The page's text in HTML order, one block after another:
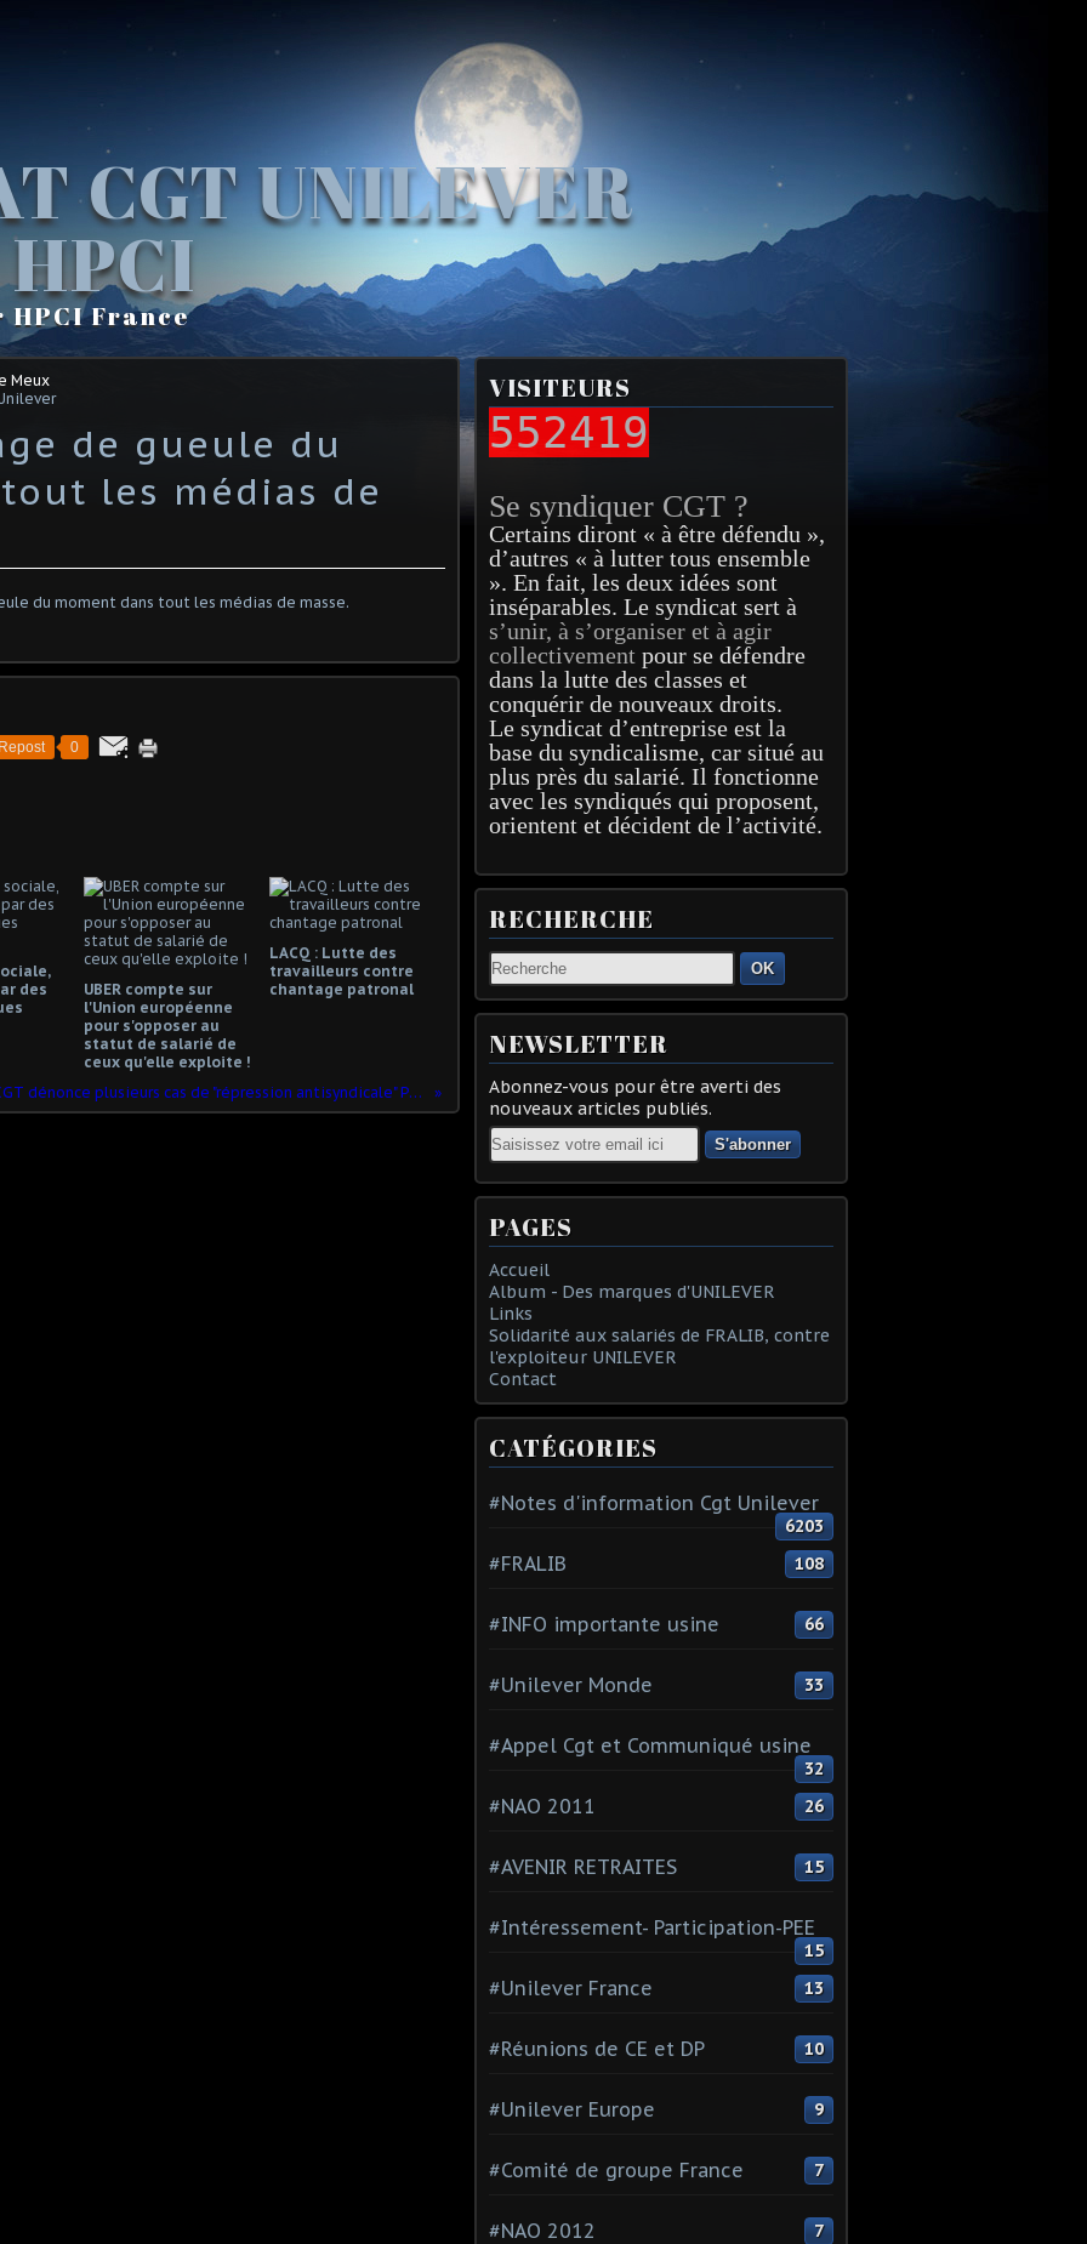
CGT UNILEVER
HPCI France
Meux
de gueule du
les médias de
Repost 0
des
UBER compte sur
l'Union européenne
pour s'opposer au
statut de salarié de
ceux qu'elle exploite !
LACQ : Lutte des
travailleurs contre
chantage patronal
Pyrénées Orientales : la CGT dénonce plusieurs cas de "répression antisyndicale" Publié le 2 avril 2019 par FSC
VISITEURS
552419
Se syndiquer CGT ?
Certains diront « à être défendu »,
d’autres « à lutter tous ensemble
». En fait, les deux idées sont
inséparables. Le syndicat sert à
s’unir, à s’organiser et à agir
collectivement pour se défendre
dans la lutte des classes et
conquérir de nouveaux droits.
Le syndicat d’entreprise est la
base du syndicalisme, car situé au
plus près du salarié. Il fonctionne
avec les syndiqués qui proposent,
orientent et décident de l’activité.
RECHERCHE
OK
NEWSLETTER
Abonnez-vous pour être averti des
nouveaux articles publiés.
Email
PAGES
Accueil
Album - Des marques d'UNILEVER
Links
Solidarité aux salariés de FRALIB, contre
l'exploiteur UNILEVER
Contact
CATÉGORIES
#Notes d'information Cgt Unilever
6203
#FRALIB 108
#INFO importante usine 66
#Unilever Monde 33
#Appel Cgt et Communiqué usine
32
#NAO 2011 26
#AVENIR RETRAITES 15
#Intéressement- Participation-PEE
15
#Unilever France 13
#Réunions de CE et DP 10
#Unilever Europe 9
#Comité de groupe France 7
#NAO 2012 7